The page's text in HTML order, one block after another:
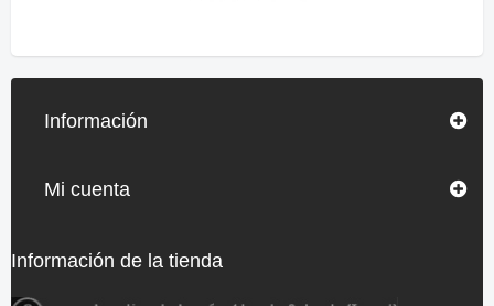
Información
Mi cuenta
Información de la tienda